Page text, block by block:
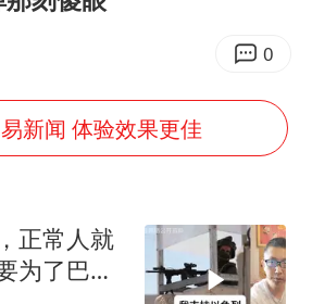
宇树王兴兴被问了360多个问题
上四休三，但降薪1000元，你接受吗？
台当局重金为“台独”织“皇帝新衣”
郑丽文：台湾从来没有“独立”过
0
新闻 体验效果更佳
正常人就
为了巴勒